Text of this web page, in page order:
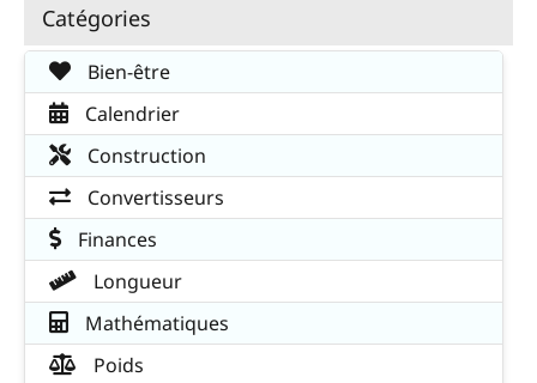
Catégories
Bien-être
Calendrier
Construction
Convertisseurs
Finances
Longueur
Mathématiques
Poids